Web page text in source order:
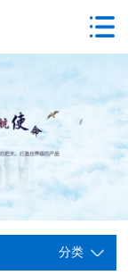
分类